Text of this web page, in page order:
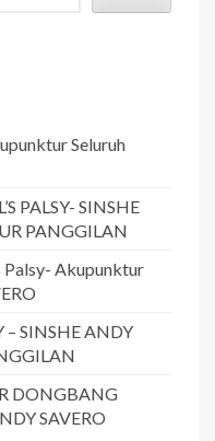
Seluruh
PALSY- SINSHE
PANGGILAN
Akupunktur
– SINSHE ANDY
DONGBANG
SAVERO